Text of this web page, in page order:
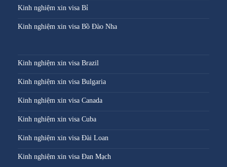
Kinh nghiệm xin visa Bỉ
Kinh nghiệm xin visa Bồ Đào Nha
Kinh nghiệm xin visa Brazil
Kinh nghiệm xin visa Bulgaria
Kinh nghiệm xin visa Canada
Kinh nghiệm xin visa Cuba
Kinh nghiệm xin visa Đài Loan
Kinh nghiệm xin visa Đan Mạch